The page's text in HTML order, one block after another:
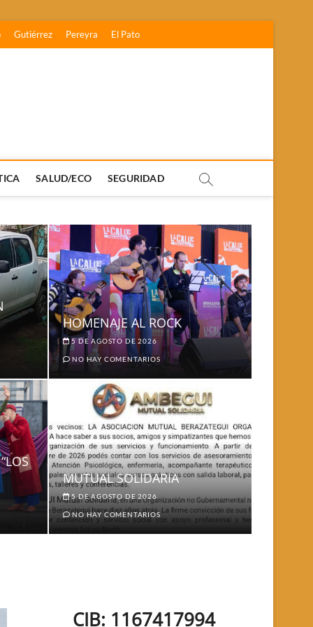
Gutiérrez Pereyra El Pato
SALUD/ECO SEGURIDAD
HOMENAJE AL ROCK
5 DE AGOSTO DE 2026
NO HAY COMENTARIOS
MUTUAL SOLIDARIA
5 DE AGOSTO DE 2026
NO HAY COMENTARIOS
CIB: 1167417994